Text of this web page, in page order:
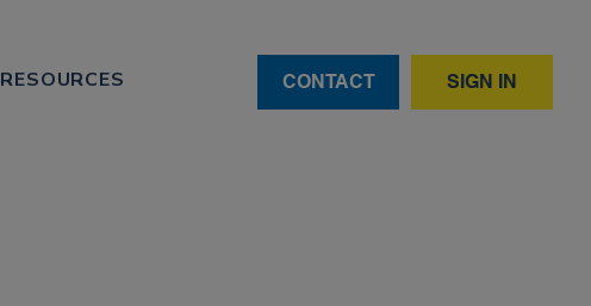
RESOURCES CONTACT SIGN IN